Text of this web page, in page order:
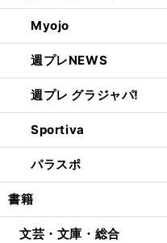
Myojo
週プレNEWS
週プレ グラジャパ!
Sportiva
パラスポ
書籍
文芸・文庫・総合